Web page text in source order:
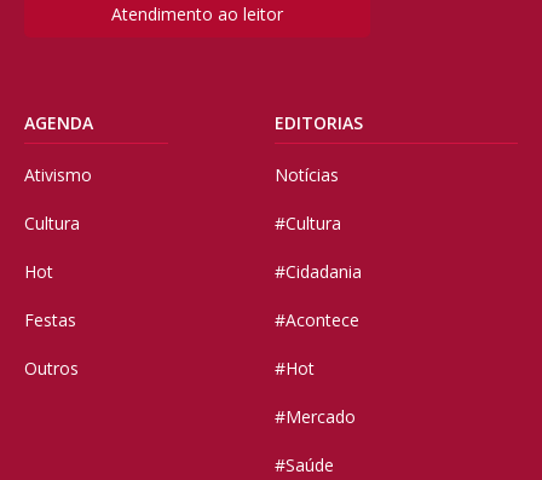
Atendimento ao leitor
AGENDA
Ativismo
Cultura
Hot
Festas
Outros
EDITORIAS
Notícias
#Cultura
#Cidadania
#Acontece
#Hot
#Mercado
#Saúde